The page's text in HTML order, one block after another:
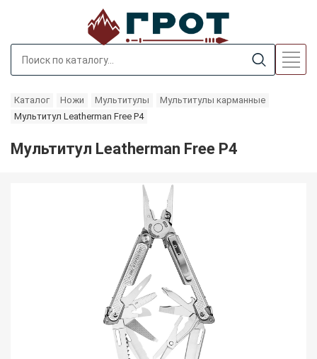
Каталог Ножи Мультитулы
Мультитулы карманные
Мультитул Leatherman Free P4
Мультитул Leatherman Free P4